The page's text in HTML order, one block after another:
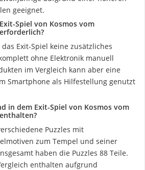
geeignet.
Spiel von Kosmos vom
Exit-Spiel keine zusätzliches
ohne Elektronik manuell
im Vergleich kann aber eine
Smartphone als Hilfestellung genutzt
in dem Exit-Spiel von Kosmos vom
Puzzles mit
zum Tempel und seiner
haben die Puzzles 88 Teile.
enthalten aufgrund